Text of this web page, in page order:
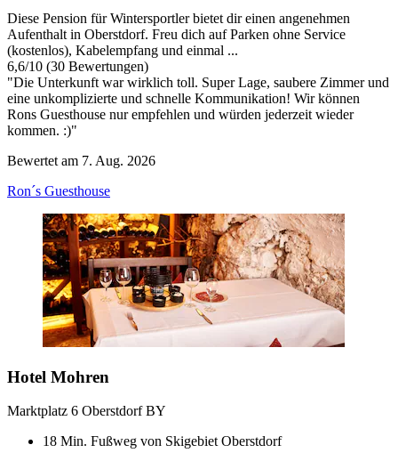
Diese Pension für Wintersportler bietet dir einen angenehmen
Aufenthalt in Oberstdorf. Freu dich auf Parken ohne Service
(kostenlos), Kabelempfang und einmal ...
6,6/10 (30 Bewertungen)
"Die Unterkunft war wirklich toll. Super Lage, saubere Zimmer und
eine unkomplizierte und schnelle Kommunikation! Wir können
Rons Guesthouse nur empfehlen und würden jederzeit wieder
kommen. :)"
Bewertet am 7. Aug. 2026
Ron´s Guesthouse
Hotel Mohren
Marktplatz 6 Oberstdorf BY
18 Min. Fußweg von Skigebiet Oberstdorf